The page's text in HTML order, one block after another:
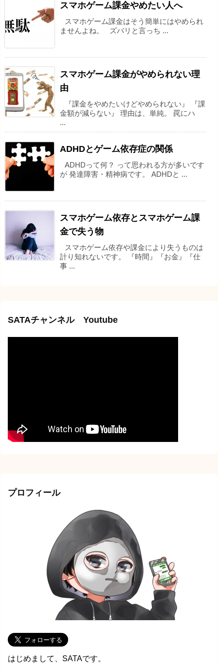
スマホゲーム課金やめたい人へ
スマホゲーム課金はそう簡単にはやめられ
ませんよね。 ズバリと言っち ...
スマホゲーム課金がやめられない理
由
『課金をやめたいけどやめられない』 『課
金額が減らない』 理由は、単純。 罠にハ
...
ADHDとゲーム依存症の関係
ADHDって何？ って思われる方が多いです
が 発達障害・精神病です。 ADHDと ...
スマホゲーム依存とスマホゲーム課
金で失う物
スマホゲーム依存や課金により失うものは
計り知れないです。 『時間』『お金』『仕
事 ...
SATAチャンネル Youtube
プロフィール
はじめまして、SATAです。